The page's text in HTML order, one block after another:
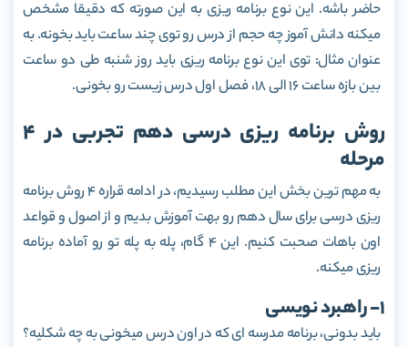
حاضر باشه. این نوع برنامه ریزی به این صورته که دقیقا مشخص
میکنه دانش آموز چه حجم از درس رو توی چند ساعت باید بخونه. به
عنوان مثال: توی این نوع برنامه ریزی باید روز شنبه طی دو ساعت
بین بازه ساعت 16 الی 18، فصل اول درس زیست رو بخونی.
روش برنامه ریزی درسی دهم تجربی در 4
مرحله
به مهم ترین بخش این مطلب رسیدیم، در ادامه قراره 4 روش برنامه
ریزی درسی برای سال دهم رو بهت آموزش بدیم و از اصول و قواعد
اون باهات صحبت کنیم. این 4 گام، پله به پله تو رو آماده برنامه
ریزی میکنه.
1- راهبرد نویسی
باید بدونی، برنامه مدرسه ای که در اون درس می­خونی به چه شکلیه؟